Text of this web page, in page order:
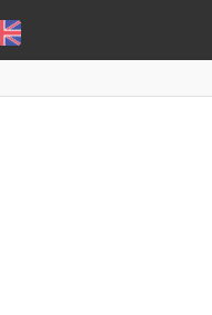
Sebastiaan ter Burg, CC-BY-2.0